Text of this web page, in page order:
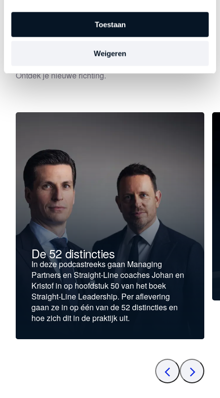
Toestaan
Weigeren
Ontdekandere series
thema. Precies op het moment dat leiderschap begint
Ontdek je nieuwe richting.
De 52 distincties
In deze podcastreeks gaan Managing
Partners en Straight-Line coaches Johan en
Kristof in op hoofdstuk 50 van het boek
Straight-Line Leadership. Per aflevering
gaan ze in op één van de 52 distincties en
hoe zich dit in de praktijk uit.